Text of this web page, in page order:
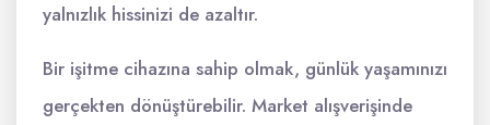
yalnızlık hissinizi de azaltır.
Bir işitme cihazına sahip olmak, günlük yaşamınızı
gerçekten dönüştürebilir. Market alışverişinde